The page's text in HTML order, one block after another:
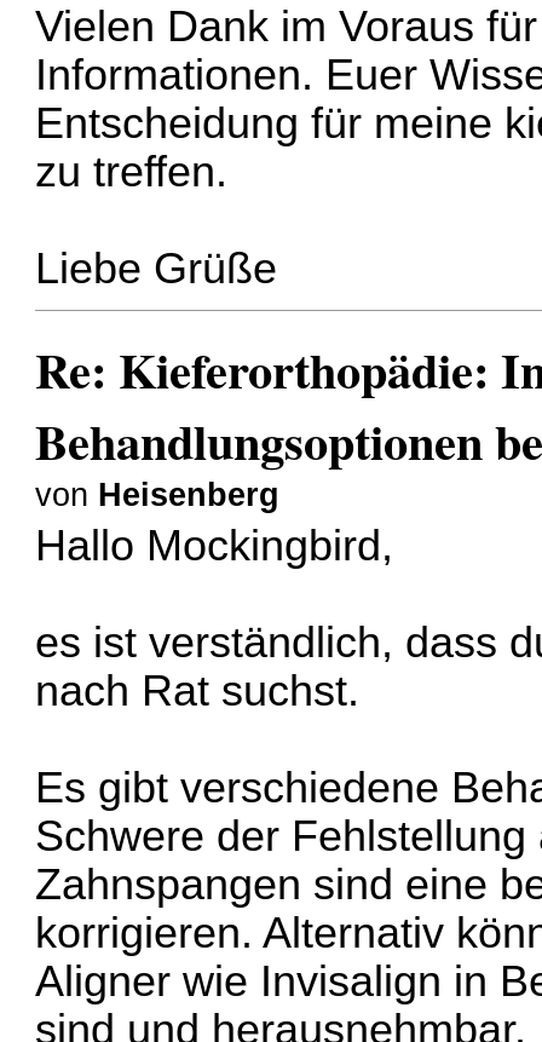
Vielen Dank im Voraus
Informationen. Euer
Entscheidung für meine
zu treffen.
Liebe Grüße
Re: Kieferorthopädie:
Behandlungsoptionen
von Heisenberg
Hallo Mockingbird,
es ist verständlich, dass
nach Rat suchst.
Es gibt verschiedene
Schwere der
Zahnspangen sind eine
korrigieren. Alternativ
Aligner wie Invisalign in
sind und herausnehmbar.